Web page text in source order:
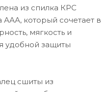
из спилка КРС
ААА, который сочетает в
мягкость и
удобной защиты
сшиты из